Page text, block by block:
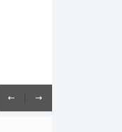
줄 상이